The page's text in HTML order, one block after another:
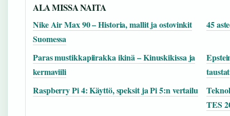
ALA MISSA NAITA
Nike Air Max 90 – Historia, mallit ja ostovinkit
Suomessa
45
Paras mustikkapiirakka ikinä – Kinuskikissa ja
kermaviili
taustat
Raspberry Pi 4: Käyttö, speksit ja Pi 5:n vertailu
TES